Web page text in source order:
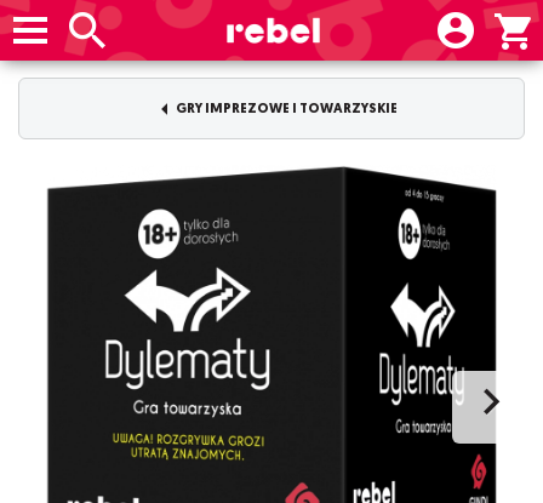
GRY IMPREZOWE I TOWARZYSKIE